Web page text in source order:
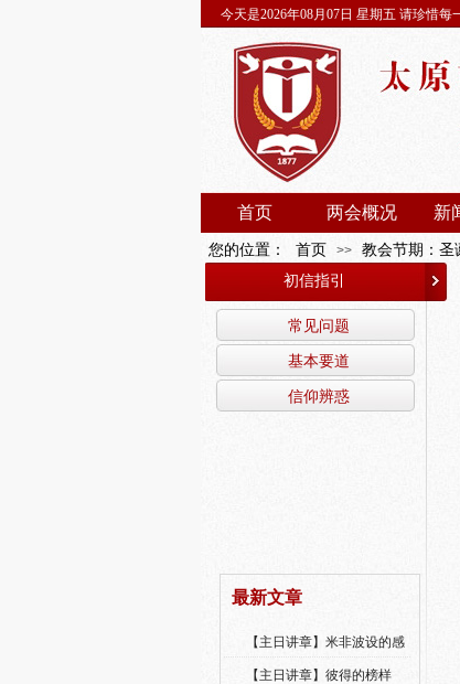
您的位置：
今天是2026年08月07日 星期五 请珍惜每
首页 两会概况 新
首页 >> 教会节期：圣
初信指引
常见问题
基本要道
信仰辨惑
最新文章
【主日讲章】米非波设的感
恩--乔燕永老师
【主日讲章】彼得的榜样